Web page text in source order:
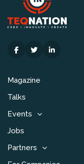
Magazine
Talks
Events
Jobs
Partners